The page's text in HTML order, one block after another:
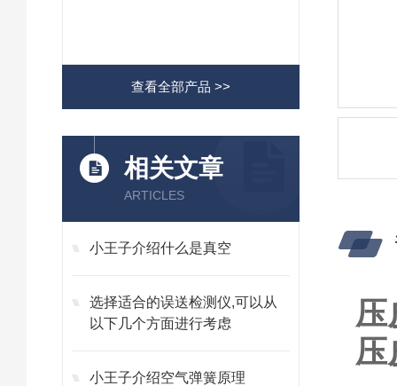
查看全部产品 >>
相关文章
ARTICLES
小王子介绍什么是真空
选择适合的误送检测仪,可以从
以下几个方面进行考虑
小王子介绍空气弹簧原理
压
压